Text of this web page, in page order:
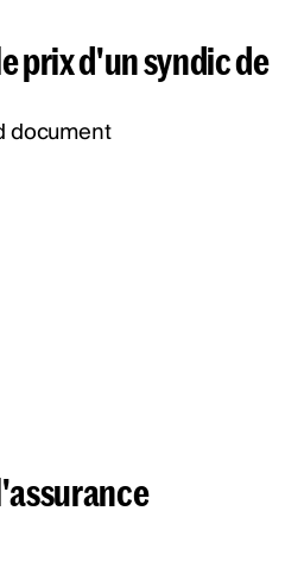
prix d'un syndic de